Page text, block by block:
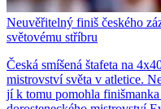
Neuvěřitelný finiš českého
světovému stříbru
Česká smíšená štafeta na
mistrovství světa v atletice.
jí k tomu pomohla